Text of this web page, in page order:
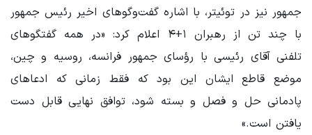
جمهور نیز در توئیتر، با اشاره گفت‌وگوهای اخیر رئیس جمهور
با چند تن از رهبران ۱+۴ اعلام کرد: «در همه گفتگوهای
تلفنی آقای رئیسی با رؤسای جمهور فرانسه، روسیه و چین،
موضع قاطع ایشان این بود که فقط زمانی که ادعاهای
پادمانی حل و فصل و بسته شود، توافق نهایی قابل دست
یافتن است.»